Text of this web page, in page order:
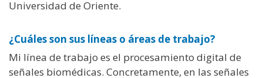
Universidad de Oriente.
¿Cuáles son sus líneas o áreas de trabajo?
Mi línea de trabajo es el procesamiento digital de
señales biomédicas. Concretamente, en las señales